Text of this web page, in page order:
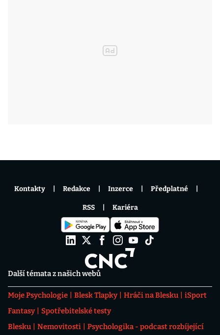
Další témata z našich webů
Moje Psychologie Blesk Tlapky Hráči na Blesku
iSport
Fantasy
Spotřebitelské testy
Blesku
Nemovitosti
Psychologika - podcast rozbíjející
Kontakty Redakce Inzerce Předplatné
RSS Kariéra